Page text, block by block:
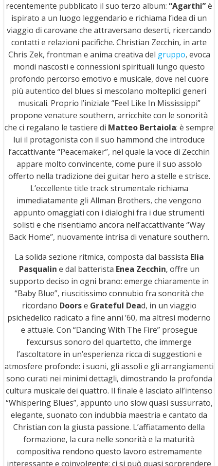
recentemente pubblicato il suo terzo album: “Agarthi”è
ispirato a un luogo leggendario e richiama l’idea di un
viaggio di carovane che attraversano deserti, ricercando
contatti e relazioni pacifiche. Christian Zecchin, in arte
Chris Zek, frontman e anima creativa del gruppo, evoca
mondi nascosti e connessioni spirituali lungo questo
profondo percorso emotivo e musicale, dove nel cuore
più autentico del blues si mescolano molteplici generi
musicali. Proprio l’iniziale “Feel Like In Mississippi”
propone venature southern, arricchite con le sonorità
che ci regalano le tastiere di Matteo Bertaiola: è sempre
lui il protagonista con il suo hammond che introduce
l’accattivante “Peacemaker”, nel quale la voce di Zecchin
appare molto convincente, come pure il suo assolo
offerto nella tradizione dei guitar hero a stelle e strisce.
L’eccellente title track strumentale richiama
immediatamente gli Allman Brothers, che vengono
appunto omaggiati con i dialoghi fra i due strumenti
solisti e che risentiamo ancora nell’accattivante “Way
Back Home”, nuovamente intrisa di venature southern.
La solida sezione ritmica, composta dal bassista Elia
Pasqualin e dal batterista Enea Zecchin, offre un
supporto deciso in ogni brano: emerge chiaramente in
“Baby Blue”, riuscitissimo connubio fra sonorità che
ricordano Doorse Grateful Dead, in un viaggio
psichedelico radicato a fine anni ’60, ma altresì moderno
e attuale. Con “Dancing With The Fire” prosegue
l’excursus sonoro del quartetto, che immerge
l’ascoltatore in un’esperienza ricca di suggestioni e
atmosfere profonde: i suoni, gli assoli e gli arrangiamenti
sono curati nei minimi dettagli, dimostrando la profonda
cultura musicale dei quattro. Il finale è lasciato all’intenso
“Whispering Blues”, appunto uno slow quasi sussurrato,
elegante, suonato con indubbia maestria e cantato da
Christian con la giusta passione. L’affiatamento della
formazione, la cura nelle sonorità e la maturità
compositiva rendono questo lavoro estremamente
interessante e coinvolgente: ci si può quasi sorprendere